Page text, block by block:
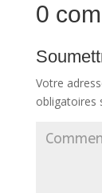
0
Votre
obligatoires